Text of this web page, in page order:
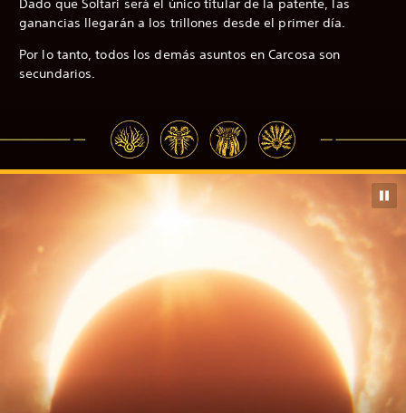
Dado que Soltari será el único titular de la patente, las
ganancias llegarán a los trillones desde el primer día.
Por lo tanto, todos los demás asuntos en Carcosa son
secundarios.